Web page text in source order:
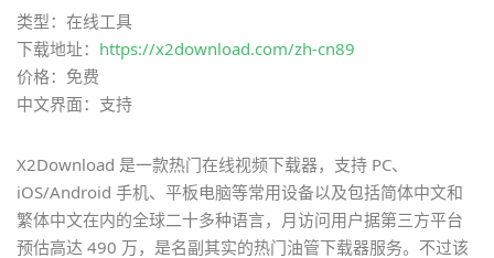
类型：在线工具
下载地址： https://x2download.com/zh-cn89
价格：免费
中文界面：支持
X2Download 是一款热门在线视频下载器，支持 PC、
iOS/Android 手机、平板电脑等常用设备以及包括简体中文和
繁体中文在内的全球二十多种语言，月访问用户据第三方平台
预估高达 490 万，是名副其实的热门油管下载器服务。不过该